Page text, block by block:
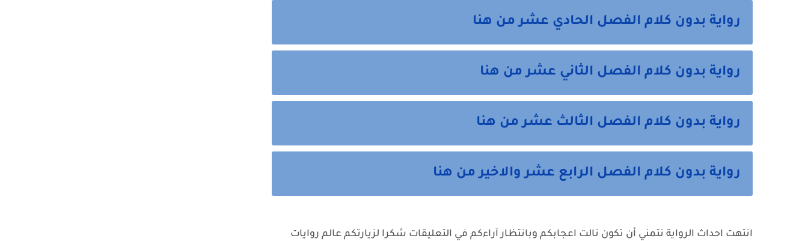
رواية بدون كلام الفصل الحادي عشر من هنا
رواية بدون كلام الفصل الثاني عشر من هنا
رواية بدون كلام الفصل الثالث عشر من هنا
رواية بدون كلام الفصل الرابع عشر والاخير من هنا
انتهت احداث الرواية نتمني أن تكون نالت اعجابكم وبانتظار آراءكم في التعليقات شكرا لزيارتكم عالم روايات